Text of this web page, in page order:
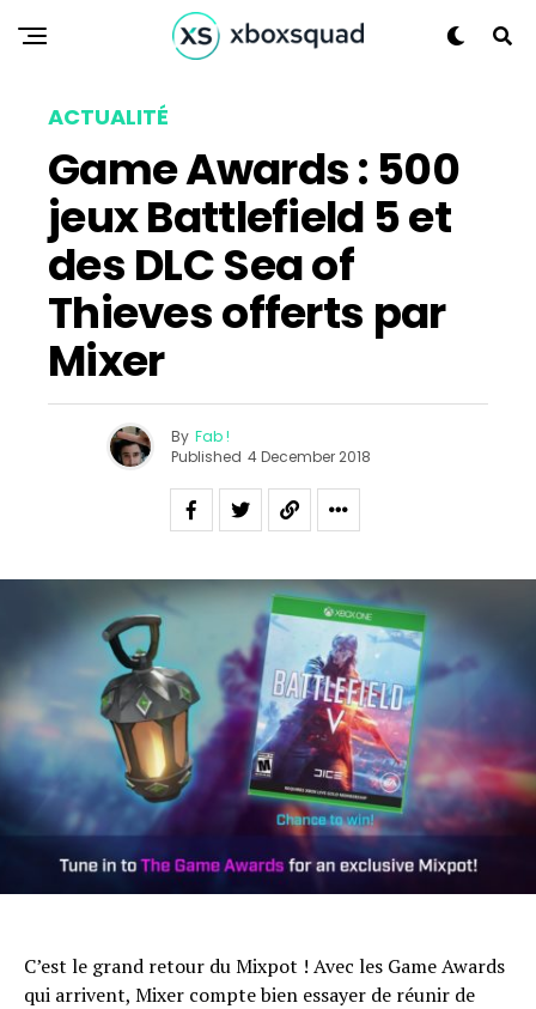
ACTUALITÉ
Game Awards : 500
jeux Battlefield 5 et
des DLC Sea of
Thieves offerts par
Mixer
By Fab !
Published 4 December 2018
C’est le grand retour du Mixpot ! Avec les Game Awards
qui arrivent, Mixer compte bien essayer de réunir de